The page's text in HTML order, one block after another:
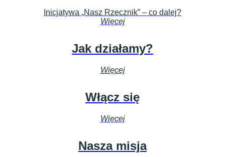
Inicjatywa „Nasz Rzecznik” – co dalej?
Więcej
Jak działamy?
Więcej
Włącz się
Więcej
Nasza misja